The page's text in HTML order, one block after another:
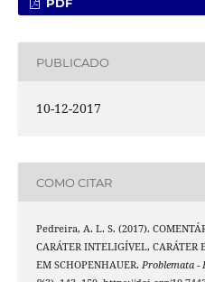
PDF
PUBLICADO
10-12-2017
COMO CITAR
Pedreira, A. L. S. (2017).
CARÁTER INTELIGÍVEL, CARÁTER
EM SCHOPENHAUER. Problemata -